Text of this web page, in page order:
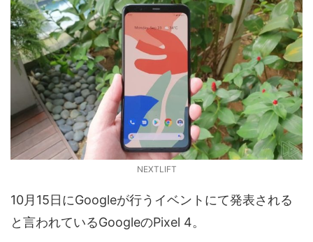
NEXTLIFT
10月15日にGoogleが行うイベントにて発表される
と言われているGoogleのPixel 4。